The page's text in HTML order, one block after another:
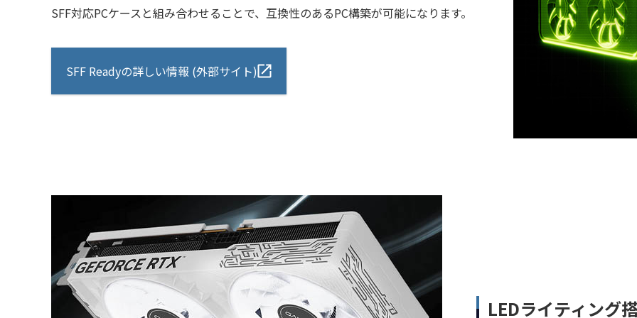
SFF対応PCケースと組み合わせることで、互換性のあるPC構築が可能になります。
SFF Readyの詳しい情報 (外部サイト)
LEDライティング